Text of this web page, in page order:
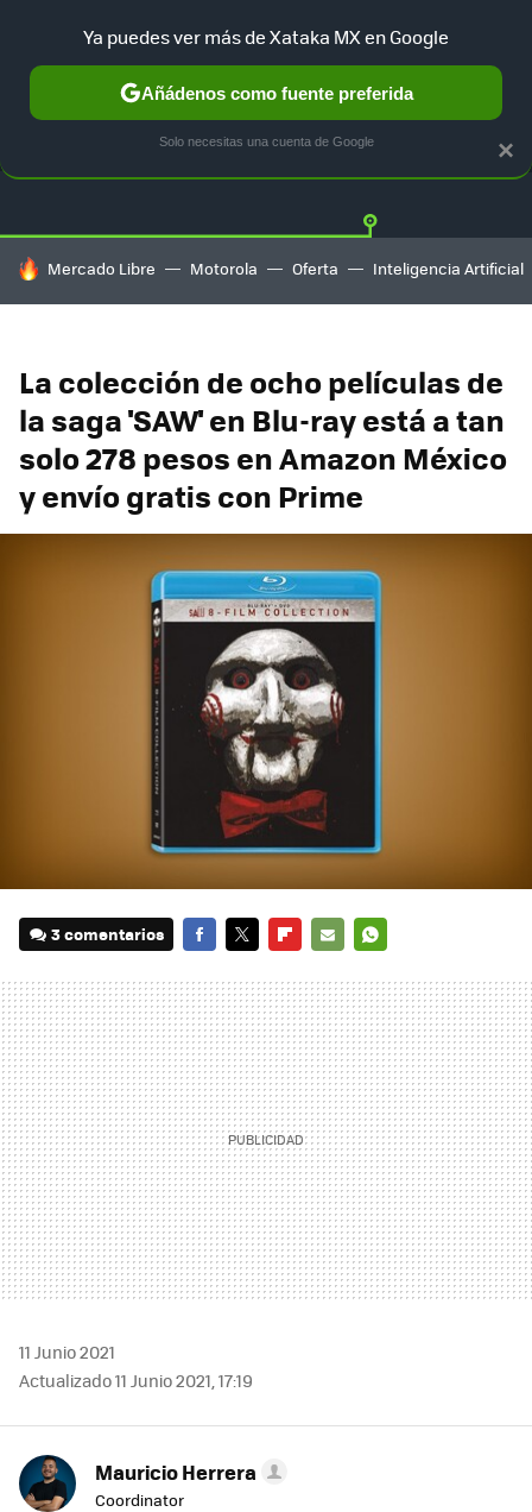
GUÍA DE COMPRAS MERCADO LIBRE
HOY SE HABLA DE
Mercado Libre Motorola Oferta Inteligencia Artificial
La colección de ocho películas de
la saga 'SAW' en Blu-ray está a tan
solo 278 pesos en Amazon México
y envío gratis con Prime
3 comentarios
MAIL
11 Junio 2021
Actualizado 11 Junio 2021, 17:19
Mauricio Herrera
Coordinator
×
Ya puedes ver más de Xataka MX en Google
Añádenos como fuente preferida
Solo necesitas una cuenta de Google